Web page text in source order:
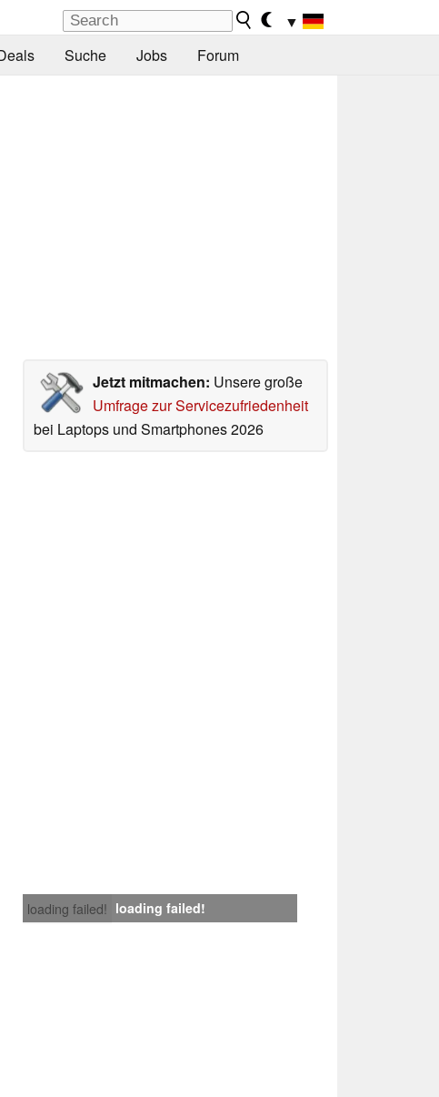
▼
Suche Jobs Forum
Jetzt mitmachen: Unsere große
Umfrage zur Servicezufriedenheit
bei Laptops und Smartphones 2026
loading failed! loading failed!